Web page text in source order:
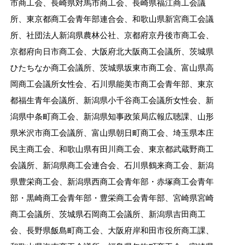
市商工会、長崎県対馬市商工会、長崎県福江商工会議
所、東京都商工会青年部連合会、和歌山県新宮商工会議
所、社団法人新潟県農林公社、京都府京丹後市商工会、
京都府向日市商工会、大阪府北大阪商工会議所、茨城県
ひたちなか商工会議所、茨城県坂東市商工会、富山県高
岡商工会議所女性会、石川県能美市商工会青年部、東京
都福生青年会議所、新潟県小千谷商工会議所女性会、新
潟県中条町商工会、新潟県知事政策局広報広聴課、山形
県米沢市商工会議所、富山県朝日町商工会、埼玉県本庄
民主商工会、和歌山県有田川商工会、東京都武蔵野商工
会議所、新潟県商工会連合会、石川県鶴来商工会、新潟
県豊栄商工会、新潟県西商工会青年部・赤塚商工会青年
部・黒崎商工会青年部・豊栄商工会青年部、宮崎県宮崎
商工会議所、茨城県石岡商工会議所、新潟県吉田商工
会、長野県飯島町商工会、大阪府岸和田市役所商工課、